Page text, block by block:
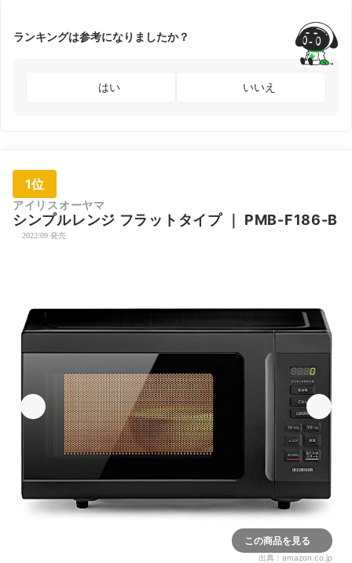
ランキングは参考になりましたか？
はい いいえ
1位
アイリスオーヤマ
シンプルレンジ フラットタイプ｜ PMB-F186-B
2022/09 発売
この商品を見る
出典： amazon.co.jp